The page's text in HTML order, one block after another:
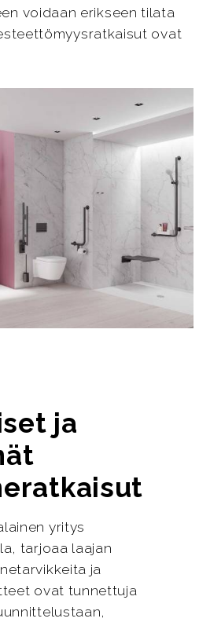
voidaan erikseen tilata
ovat
ja
yritys
tarjoaa laajan
ja
ovat tunnettuja